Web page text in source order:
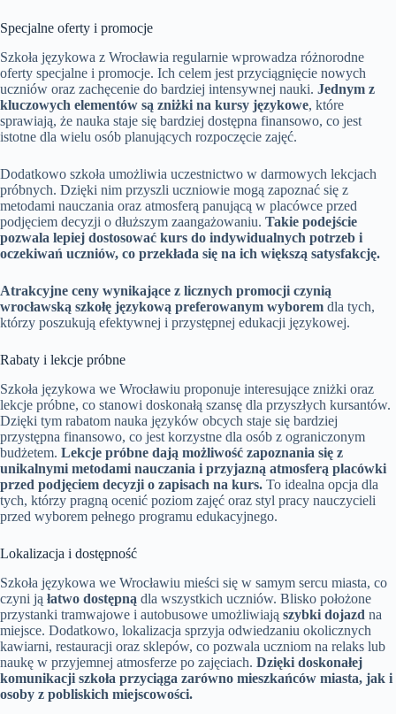
Specjalne oferty i promocje
Szkoła językowa z Wrocławia regularnie wprowadza różnorodne
oferty specjalne i promocje. Ich celem jest przyciągnięcie nowych
uczniów oraz zachęcenie do bardziej intensywnej nauki. Jednym z
kluczowych elementów są zniżki na kursy językowe, które
sprawiają, że nauka staje się bardziej dostępna finansowo, co jest
istotne dla wielu osób planujących rozpoczęcie zajęć.
Dodatkowo szkoła umożliwia uczestnictwo w darmowych lekcjach
próbnych. Dzięki nim przyszli uczniowie mogą zapoznać się z
metodami nauczania oraz atmosferą panującą w placówce przed
podjęciem decyzji o dłuższym zaangażowaniu. Takie podejście
pozwala lepiej dostosować kurs do indywidualnych potrzeb i
oczekiwań uczniów, co przekłada się na ich większą satysfakcję.
Atrakcyjne ceny wynikające z licznych promocji czynią
wrocławską szkołę językową preferowanym wyborem dla tych,
którzy poszukują efektywnej i przystępnej edukacji językowej.
Rabaty i lekcje próbne
Szkoła językowa we Wrocławiu proponuje interesujące zniżki oraz
lekcje próbne, co stanowi doskonałą szansę dla przyszłych kursantów.
Dzięki tym rabatom nauka języków obcych staje się bardziej
przystępna finansowo, co jest korzystne dla osób z ograniczonym
budżetem. Lekcje próbne dają możliwość zapoznania się z
unikalnymi metodami nauczania i przyjazną atmosferą placówki
przed podjęciem decyzji o zapisach na kurs. To idealna opcja dla
tych, którzy pragną ocenić poziom zajęć oraz styl pracy nauczycieli
przed wyborem pełnego programu edukacyjnego.
Lokalizacja i dostępność
Szkoła językowa we Wrocławiu mieści się w samym sercu miasta, co
czyni ją łatwo dostępną dla wszystkich uczniów. Blisko położone
przystanki tramwajowe i autobusowe umożliwiają szybki dojazd na
miejsce. Dodatkowo, lokalizacja sprzyja odwiedzaniu okolicznych
kawiarni, restauracji oraz sklepów, co pozwala uczniom na relaks lub
naukę w przyjemnej atmosferze po zajęciach. Dzięki doskonałej
komunikacji szkoła przyciąga zarówno mieszkańców miasta, jak i
osoby z pobliskich miejscowości.